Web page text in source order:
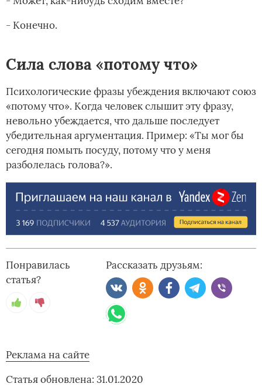
- Конечно.
Сила слова «потому что»
Психологические фразы убеждения включают союз
«потому что». Когда человек слышит эту фразу,
невольно убеждается, что дальше последует
убедительная аргументация. Пример: «Ты мог бы
сегодня помыть посуду, потому что у меня
разболелась голова?».
Понравилась
статья?
Рассказать друзьям:
Реклама на сайте
Статья обновлена: 31.01.2020